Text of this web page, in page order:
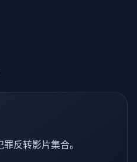
反转影片集合。